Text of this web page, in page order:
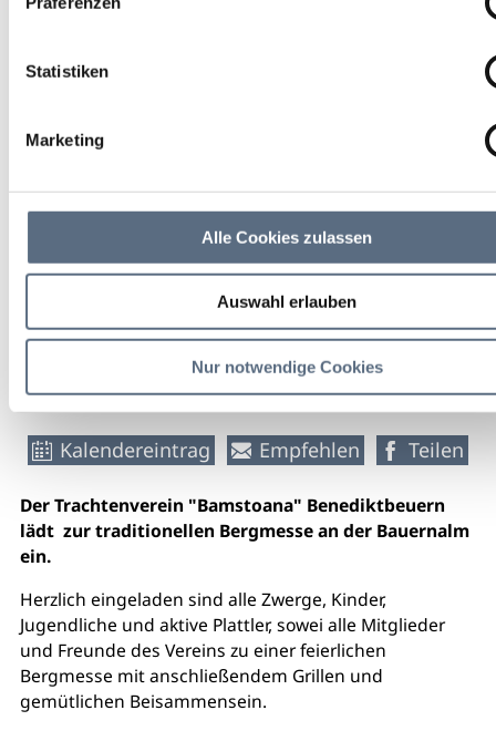
Statistiken
Marketing
Alle Cookies zulassen
Auswahl erlauben
Nur notwendige Cookies
Bauernalm
freier
Eintritt
weitere Veranstaltungsinfos
Kalendereintrag Empfehlen Teilen
Der Trachtenverein "Bamstoana" Benediktbeuern
lädt zur traditionellen Bergmesse an der Bauernalm
ein.
Herzlich eingeladen sind alle Zwerge, Kinder,
Jugendliche und aktive Plattler, sowei alle Mitglieder
und Freunde des Vereins zu einer feierlichen
Bergmesse mit anschließendem Grillen und
gemütlichen Beisammensein.